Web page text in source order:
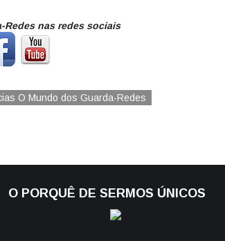
Redes nas redes sociais
O Mundo dos Guarda-Redes
O PORQUÊ DE SERMOS ÚNICOS